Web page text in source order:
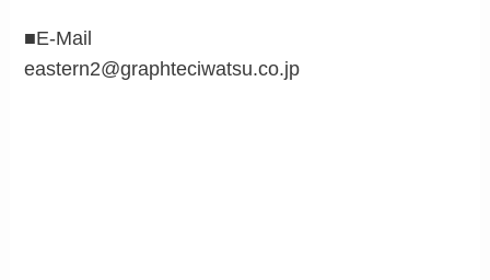
■E-Mail
eastern2@graphteciwatsu.co.jp